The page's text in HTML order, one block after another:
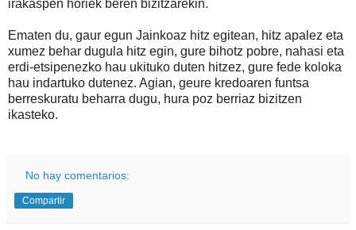
irakaspen horiek beren bizitzarekin.
Ematen du, gaur egun Jainkoaz hitz egitean, hitz apalez eta
xumez behar dugula hitz egin, gure bihotz pobre, nahasi eta
erdi-etsipenezko hau ukituko duten hitzez, gure fede koloka
hau indartuko dutenez. Agian, geure kredoaren funtsa
berreskuratu beharra dugu, hura poz berriaz bizitzen
ikasteko.
No hay comentarios:
Compartir